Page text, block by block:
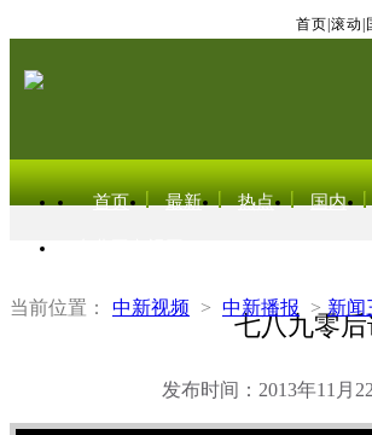
首页 滚动
首页 最新 热点 国内
当前位置： 中新视频 > 中新播报 > 新闻
七八九零后
发布时间：2013年11月